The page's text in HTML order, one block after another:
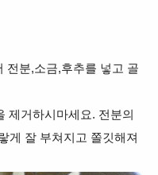
분,소금,후추를 넣고 골
제거하시마세요. 전분의
게 잘 부쳐지고 쫄깃해져